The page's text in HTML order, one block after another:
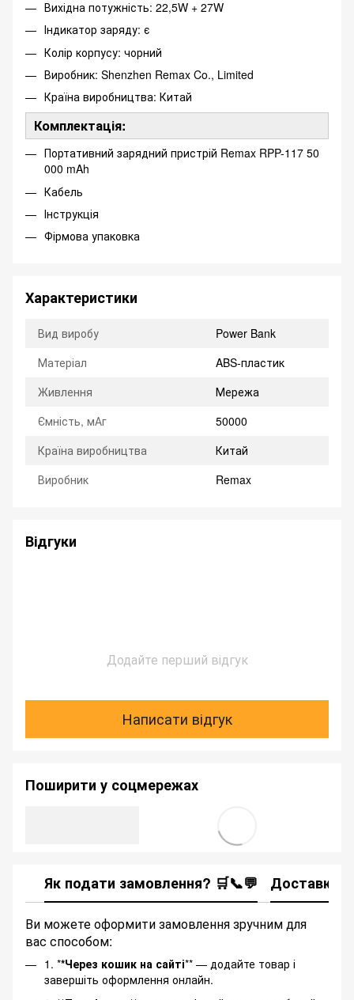
Вихідна потужність: 22,5W + 27W
Індикатор заряду: є
Колір корпусу: чорний
Виробник: Shenzhen Remax Co., Limited
Країна виробництва: Китай
Комплектація:
Портативний зарядний пристрій Remax RPP-117 50
000 mAh
Кабель
Інструкція
Фірмова упаковка
Характеристики
Вид виробу
Power Bank
Матеріал
ABS-пластик
Живлення
Мережа
Ємність, мАг
50000
Країна виробництва
Китай
Виробник
Remax
Відгуки
Додайте перший відгук
Написати відгук
Поширити у соцмережах
Як подати замовлення? 🛒📞💬 Доставка
Ви можете оформити замовлення зручним для
вас способом:
1. **Через кошик на сайті** — додайте товар і
завершіть оформлення онлайн.